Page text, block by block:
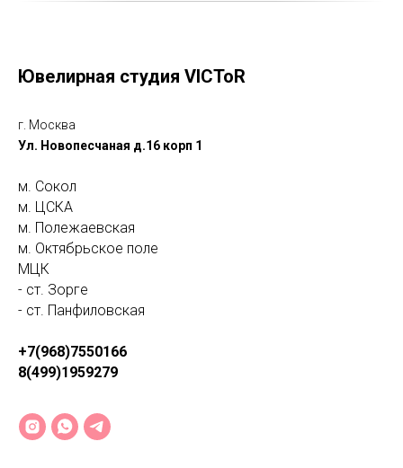
Ювелирная студия VICToR
г. Москва
Ул. Новопесчаная д.16 корп 1
м. Сокол
м. ЦСКА
м. Полежаевская
м. Октябрьское поле
МЦК
- ст. Зорге
- ст. Панфиловская
+7(968)7550166
8(499)1959279